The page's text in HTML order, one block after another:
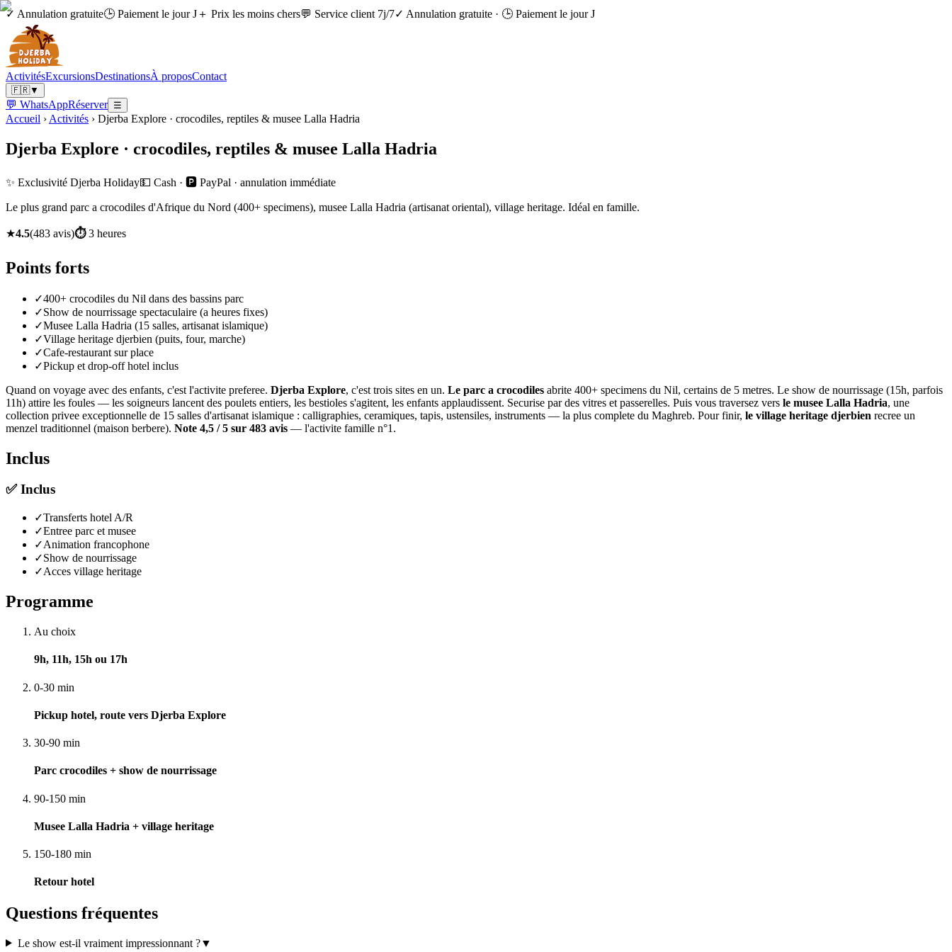
✓ Annulation gratuite🕒 Paiement le jour J＋ Prix les moins chers💬 Service client 7j/7✓ Annulation gratuite · 🕒 Paiement le jour J
ActivitésExcursionsDestinationsÀ proposContact
🇫🇷▼
💬 WhatsAppRéserver ☰
Accueil › Activités › Djerba Explore · crocodiles, reptiles & musee Lalla Hadria
Djerba Explore · crocodiles, reptiles & musee Lalla Hadria
✨ Exclusivité Djerba Holiday💵 Cash · 🅿️ PayPal · annulation immédiate
Le plus grand parc a crocodiles d'Afrique du Nord (400+ specimens), musee Lalla Hadria (artisanat oriental), village heritage. Idéal en famille.
★4.5(483 avis)⏱ 3 heures
Points forts
✓400+ crocodiles du Nil dans des bassins parc
✓Show de nourrissage spectaculaire (a heures fixes)
✓Musee Lalla Hadria (15 salles, artisanat islamique)
✓Village heritage djerbien (puits, four, marche)
✓Cafe-restaurant sur place
✓Pickup et drop-off hotel inclus
Quand on voyage avec des enfants, c'est l'activite preferee. Djerba Explore, c'est trois sites en un. Le parc a crocodiles abrite 400+ specimens du Nil, certains de 5 metres. Le show de nourrissage (15h, parfois
11h) attire les foules — les soigneurs lancent des poulets entiers, les bestioles s'agitent, les enfants applaudissent. Securise par des vitres et passerelles. Puis vous traversez vers le musee Lalla Hadria, une
collection privee exceptionnelle de 15 salles d'artisanat islamique : calligraphies, ceramiques, tapis, ustensiles, instruments — la plus complete du Maghreb. Pour finir, le village heritage djerbien recree un
menzel traditionnel (maison berbere). Note 4,5 / 5 sur 483 avis — l'activite famille n°1.
Inclus
✅Inclus
✓Transferts hotel A/R
✓Entree parc et musee
✓Animation francophone
✓Show de nourrissage
✓Acces village heritage
Programme
Au choix
9h, 11h, 15h ou 17h
0-30 min
Pickup hotel, route vers Djerba Explore
30-90 min
Parc crocodiles + show de nourrissage
90-150 min
Musee Lalla Hadria + village heritage
150-180 min
Retour hotel
Questions fréquentes
Le show est-il vraiment impressionnant ?▼